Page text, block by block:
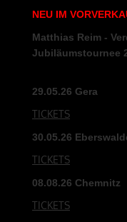
NEU IM
Matthias Reim -
Jubiläumstournee
29.05.26 Gera
TICKETS
30.05.26
TICKETS
08.08.26 Chemnitz
TICKETS